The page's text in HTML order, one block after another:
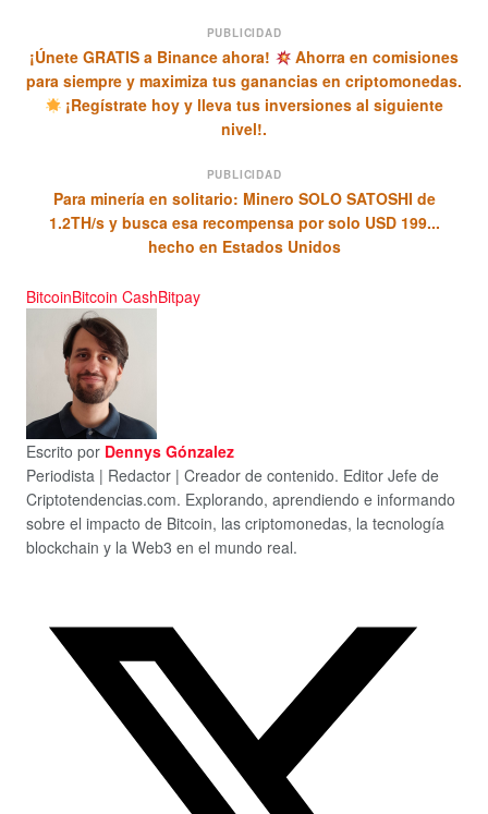
PUBLICIDAD
¡Únete GRATIS a Binance ahora!
Ahorra en comisiones
para siempre y maximiza tus ganancias en criptomonedas.
¡Regístrate hoy y lleva tus inversiones al siguiente
nivel!.
PUBLICIDAD
Para minería en solitario: Minero SOLO SATOSHI de
1.2TH/s y busca esa recompensa por solo USD 199...
hecho en Estados Unidos
BitcoinBitcoin CashBitpay
Escrito por Dennys Gónzalez
Periodista | Redactor | Creador de contenido. Editor Jefe de
Criptotendencias.com. Explorando, aprendiendo e informando
sobre el impacto de Bitcoin, las criptomonedas, la tecnología
blockchain y la Web3 en el mundo real.